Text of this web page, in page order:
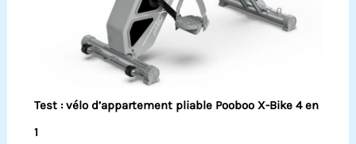
Test : vélo d’appartement pliable Pooboo X-Bike 4 en
1